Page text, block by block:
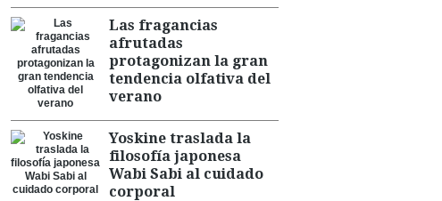
Las fragancias
afrutadas
protagonizan la gran
tendencia olfativa del
verano
Yoskine traslada la
filosofía japonesa
Wabi Sabi al cuidado
corporal